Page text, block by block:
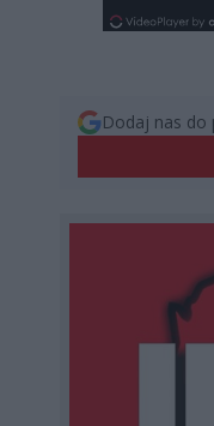
Dodaj nas do